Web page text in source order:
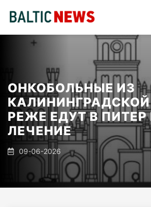
ОНКОБОЛЬНЫЕ ИЗ
РЕЖЕ ЕДУТ В ПИТЕР
ЛЕЧЕНИЕ
09-06-2026